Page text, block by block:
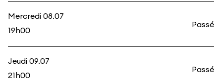
Mercredi 08.07
19h00
Passé
Jeudi 09.07
21h00
Passé